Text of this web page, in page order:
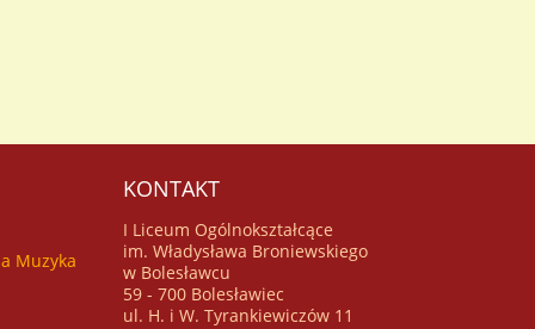
Muzyka
KONTAKT
I Liceum Ogólnokształcące
im. Władysława Broniewskiego
w Bolesławcu
59 - 700 Bolesławiec
ul. H. i W. Tyrankiewiczów 11